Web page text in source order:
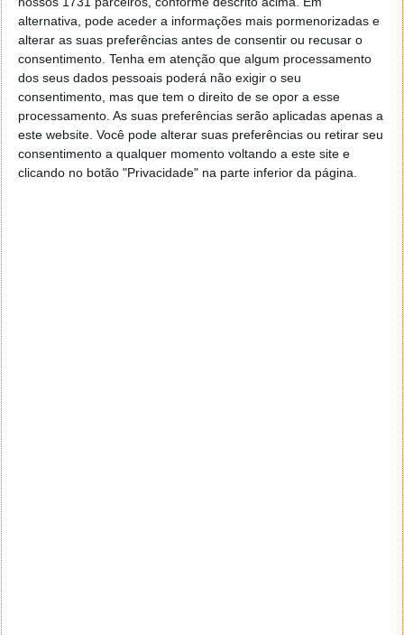
alternativa, pode aceder a informações mais pormenorizadas e
alterar as suas preferências antes de consentir ou recusar o
consentimento. Tenha em atenção que algum processamento
dos seus dados pessoais poderá não exigir o seu
consentimento, mas que tem o direito de se opor a esse
processamento. As suas preferências serão aplicadas apenas a
este website. Você pode alterar suas preferências ou retirar seu
consentimento a qualquer momento voltando a este site e
clicando no botão "Privacidade" na parte inferior da página.
conquistou grande sucesso nos anos decorrentes,
mantendo-se nas prateleiras das lojas até os dias de
hoje. A banda encerrou suas atividades em 1987,
nunca vindo a se reunir novamente.
In Wikipedia
Siga o Pplware Classics no Spotify